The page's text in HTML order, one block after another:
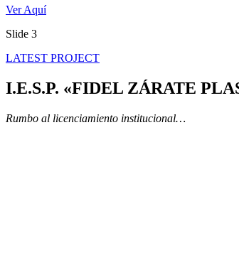
Ver Aquí
Slide 3
LATEST PROJECT
I.E.S.P. «FIDEL ZÁRATE
Rumbo al licenciamiento institucional…